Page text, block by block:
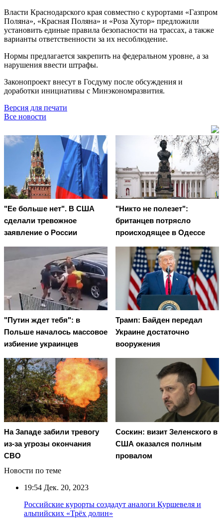
Власти Краснодарского края совместно c курортами «Газпром
Поляна», «Красная Поляна» и «Роза Хутор» предложили
установить единые правила безопасности на трассах, а также
варианты ответственности за их несоблюдение.
Нормы предлагается закрепить на федеральном уровне, а за
нарушения ввести штрафы.
Законопроект внесут в Госдуму после обсуждения и
доработки инициативы с Минэкономразвития.
Версия для печати
Все новости
"Ее больше нет". В США
сделали тревожное
заявление о России
"Никто не полезет":
британцев потрясло
происходящее в Одессе
"Путин ждет тебя": в
Польше началось массовое
избиение украинцев
Трамп: Байден передал
Украине достаточно
вооружения
На Западе забили тревогу
из-за угрозы окончания
СВО
Соскин: визит Зеленского в
США оказался полным
провалом
Новости по теме
19:54 Дек. 20, 2023
Российские курорты создадут аналоги Куршевеля и
альпийских «Трёх долин»